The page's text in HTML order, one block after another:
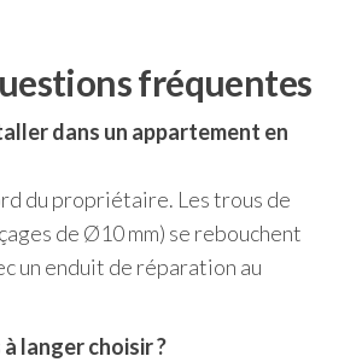
fréquentes
dans un appartement en
du propriétaire. Les trous de
de Ø10 mm) se rebouchent
un enduit de réparation au
langer choisir ?